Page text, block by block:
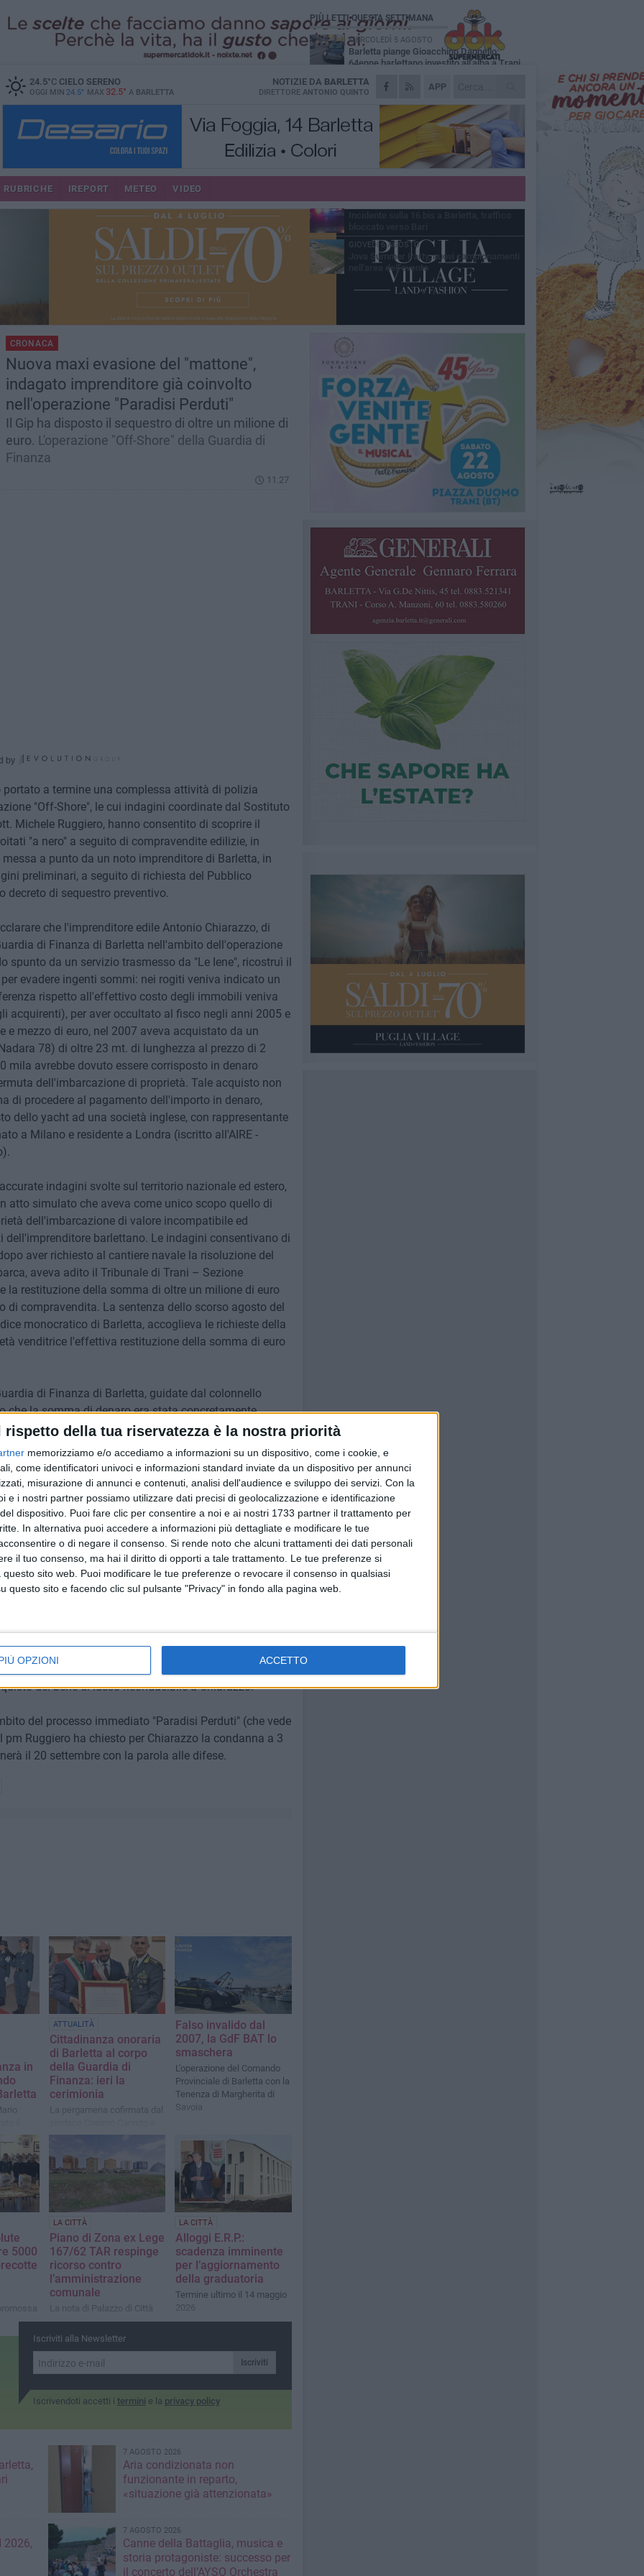
rispetto della tua riservatezza è la nostra priorità
memorizziamo e/o accediamo a informazioni su un dispositivo, come i cookie, e
come identificatori univoci e informazioni standard inviate da un dispositivo per annunci
misurazione di annunci e contenuti, analisi dell'audience e sviluppo dei servizi. Con la
e i nostri partner possiamo utilizzare dati precisi di geolocalizzazione e identificazione
dispositivo. Puoi fare clic per consentire a noi e ai nostri 1733 partner il trattamento per
In alternativa puoi accedere a informazioni più dettagliate e modificare le tue
o di negare il consenso. Si rende noto che alcuni trattamenti dei dati personali
il tuo consenso, ma hai il diritto di opporti a tale trattamento. Le tue preferenze si
sito web. Puoi modificare le tue preferenze o revocare il consenso in qualsiasi
questo sito e facendo clic sul pulsante "Privacy" in fondo alla pagina web.
OPZIONI ACCETTO
24.5°CCIELO SERENO
OGGI MIN 24.5° MAX 32.5° A BARLETTA
APP
NOTIZIE DA BARLETTA
DIRETTORE ANTONIO QUINTO
RUBRICHE IREPORT METEO VIDEO
CRONACA
Nuova maxi evasione del "mattone",
indagato imprenditore già coinvolto
nell'operazione "Paradisi Perduti"
Il Gip ha disposto il sequestro di oltre un milione di
euro. L'operazione "Off-Shore" della Guardia di
Finanza
11.27
by
a termine una complessa attività di polizia
"Off-Shore", le cui indagini coordinate dal Sostituto
Michele Ruggiero, hanno consentito di scoprire il
"a nero" a seguito di compravendite edilizie, in
a punto da un noto imprenditore di Barletta, in
preliminari, a seguito di richiesta del Pubblico
decreto di sequestro preventivo.
che l'imprenditore edile Antonio Chiarazzo, di
di Finanza di Barletta nell'ambito dell'operazione
spunto da un servizio trasmesso da "Le Iene", ricostruì il
evadere ingenti sommi: nei rogiti veniva indicato un
rispetto all'effettivo costo degli immobili veniva
acquirenti), per aver occultato al fisco negli anni 2005 e
mezzo di euro, nel 2007 aveva acquistato da un
78) di oltre 23 mt. di lunghezza al prezzo di 2
avrebbe dovuto essere corrisposto in denaro
dell'imbarcazione di proprietà. Tale acquisto non
di procedere al pagamento dell'importo in denaro,
dello yacht ad una società inglese, con rappresentante
a Milano e residente a Londra (iscritto all'AIRE -
indagini svolte sul territorio nazionale ed estero,
atto simulato che aveva come unico scopo quello di
dell'imbarcazione di valore incompatibile ed
dell'imprenditore barlettano. Le indagini consentivano di
aver richiesto al cantiere navale la risoluzione del
aveva adito il Tribunale di Trani – Sezione
la restituzione della somma di oltre un milione di euro
di compravendita. La sentenza dello scorso agosto del
monocratico di Barletta, accoglieva le richieste della
venditrice l'effettiva restituzione della somma di euro
di Finanza di Barletta, guidate dal colonnello
che la somma di denaro era stata concretamente
edile, effettivo acquirente del panfilo, che
al reddito dichiarato dallo stesso imprenditore nei
le Indagini preliminari presso il Tribunale di Trani,
della Repubblica, ha disposto il sequestro preventivo
art. 12 sexies D.L. n.306/92 e art 321, comma 2 C.p.p.)
(ex art. 3 D.Lgs. 74/2000). Ma all'atto del sequestro i
ben inferiore sui conti correnti bancari riconducibili
del reato di trasferimento fraudolento di valori di
nella Legge n.356/92 invece il rappresentante
del reato di riciclaggio di cui all'art. 648 bis C.p..
a sostituire denaro provento di evasione fiscale
bene (imbarcazione Nadara 78) intestato fittiziamente
l'identificazione della provenienza delittuosa
del bene di lusso riconducibile a Chiarazzo.
del processo immediato "Paradisi Perduti" (che vede
Ruggiero ha chiesto per Chiarazzo la condanna a 3
il 20 settembre con la parola alle difese.
in
ATTUALITÀ
Cittadinanza onoraria
di Barletta al corpo
della Guardia di
Finanza: ieri la
cerimionia
La pergamena cofirmata dal
dal presidente del consiglio
è stata consegnata al
Colonnello Andrea Di Cagno
Falso invalido dal
2007, la GdF BAT lo
smaschera
L'operazione del Comando
Provinciale di Barletta con la
Tenenza di Margherita di
Savoia
5000
LA CITTÀ
Piano di Zona ex Lege
167/62 TAR respinge
ricorso contro
l’amministrazione
comunale
La nota di Palazzo di Città
LA CITTÀ
Alloggi E.R.P.:
scadenza imminente
per l’aggiornamento
della graduatoria
Termine ultimo il 14 maggio
2026
Iscriviti alla Newsletter
Iscriviti
Iscrivendoti accetti i termini e la privacy policy
7 AGOSTO 2026
Aria condizionata non
funzionante in reparto,
«situazione già attenzionata»
2026,
7 AGOSTO 2026
Canne della Battaglia, musica e
storia protagoniste: successo per
il concerto dell’AYSO Orchestra
PIÙ LETTI QUESTA SETTIMANA
MERCOLEDÌ 5 AGOSTO
Barletta piange Gioacchino Dagnello:
64enne barlettano investito all'alba a Trani
GIOVEDÌ 6 AGOSTO
Il ricordo di "Cecco", il benzinaio col
sorriso: «Contava i giorni che lo
separavano dalla pensione»
MERCOLEDÌ 5 AGOSTO
Jova Summer Party, giovedì mattina
sopralluogo nell'area dell'evento
DOMENICA 2 AGOSTO
Beni confiscati alla mafia. Nasce il servizio
VENERDÌ 7 AGOSTO
GIOVEDÌ 6 AGOSTO
Jova Summer Party, nuovi campionamenti
nell'area dell'evento